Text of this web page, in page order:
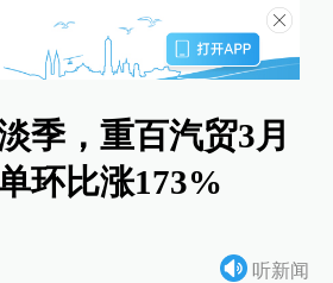
季，重百汽贸3月
环比涨173%
听新闻